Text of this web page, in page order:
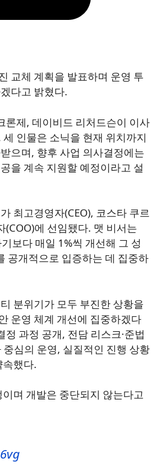
교체 계획을 발표하며 운영 투
다고 밝혔다.
론제, 데이비드 리처드슨이 이사
인물은 소닉을 현재 위치까지
으며, 향후 사업 의사결정에는
을 계속 지원할 예정이라고 설
최고경영자(CEO), 코스타 쿠르
에 선임됐다. 맷 비서는
보다 매일 1%씩 개선해 그 성
공개적으로 입증하는 데 집중하
분위기가 모두 부진한 상황을
운영 체계 개선에 집중하겠다
과정 공개, 전담 리스크·준법
심의 운영, 실질적인 진행 상황
속했다.
며 개발은 중단되지 않는다고